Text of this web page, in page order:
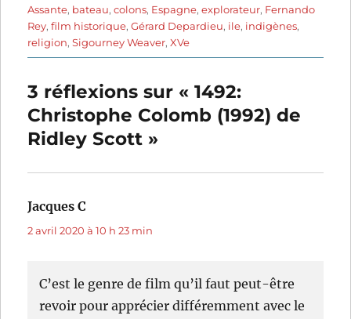
Assante, bateau,colons, Espagne,explorateur, Fernando
Rey,film historique,Gérard Depardieu, ile, indigènes,
religion,Sigourney Weaver,XVe
3 réflexions sur « 1492:
Christophe Colomb (1992) de
Ridley Scott »
Jacques C
2 avril 2020 à 10 h 23 min
C’est le genre de film qu’il faut peut-être
revoir pour apprécier différemment avec le